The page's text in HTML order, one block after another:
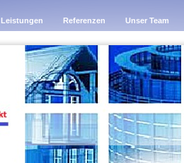
Leistungen Referenzen Unser Team